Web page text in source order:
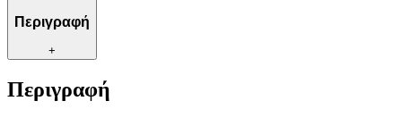
Περιγραφή
+
Περιγραφή